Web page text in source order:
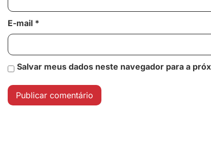
E-mail *
Salvar meus dados neste navegador para a